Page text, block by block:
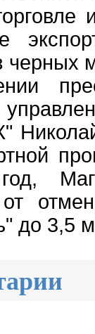
черных
от
до 3,5